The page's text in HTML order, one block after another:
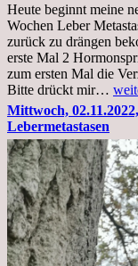
Heute beginnt meine
Wochen Leber
zurück zu drängen
erste Mal 2
zum ersten Mal die
Bitte drückt mir…
Mittwoch,
Lebermetastasen